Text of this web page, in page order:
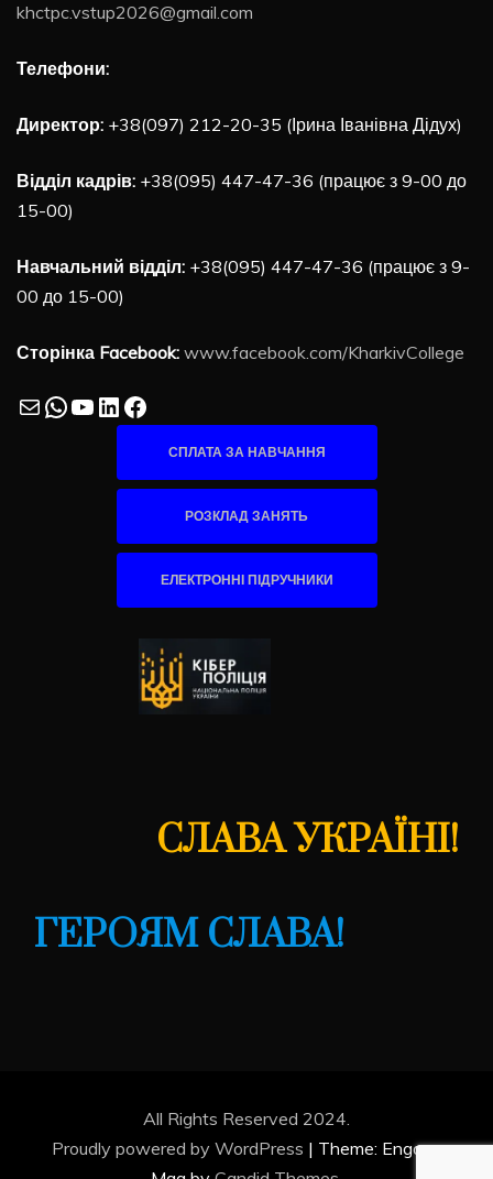
khctpc.vstup2026@gmail.com
Телефони:
Директор: +38(097) 212-20-35 (Ірина Іванівна Дідух)
Відділ кадрів: +38(095) 447-47-36 (працює з 9-00 до
15-00)
Навчальний відділ: +38(095) 447-47-36 (працює з 9-
00 до 15-00)
Сторінка Facebook: www.facebook.com/KharkivCollege
MailWhatsApp
YouTube
LinkedIn
Facebook
СПЛАТА ЗА НАВЧАННЯ
РОЗКЛАД ЗАНЯТЬ
ЕЛЕКТРОННІ ПІДРУЧНИКИ
СЛАВА УКРАЇНІ!
ГЕРОЯМ СЛАВА!
All Rights Reserved 2024.
Proudly powered by WordPress | Theme: Engage